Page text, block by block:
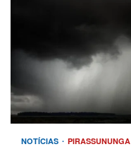
NOTÍCIAS PIRASSUNUNGA